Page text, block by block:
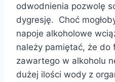
odwodnienia pozwolę
dygresję. Choć
napoje alkoholowe
należy pamiętać, że do
zawartego w alkoholu
dużej ilości wody z